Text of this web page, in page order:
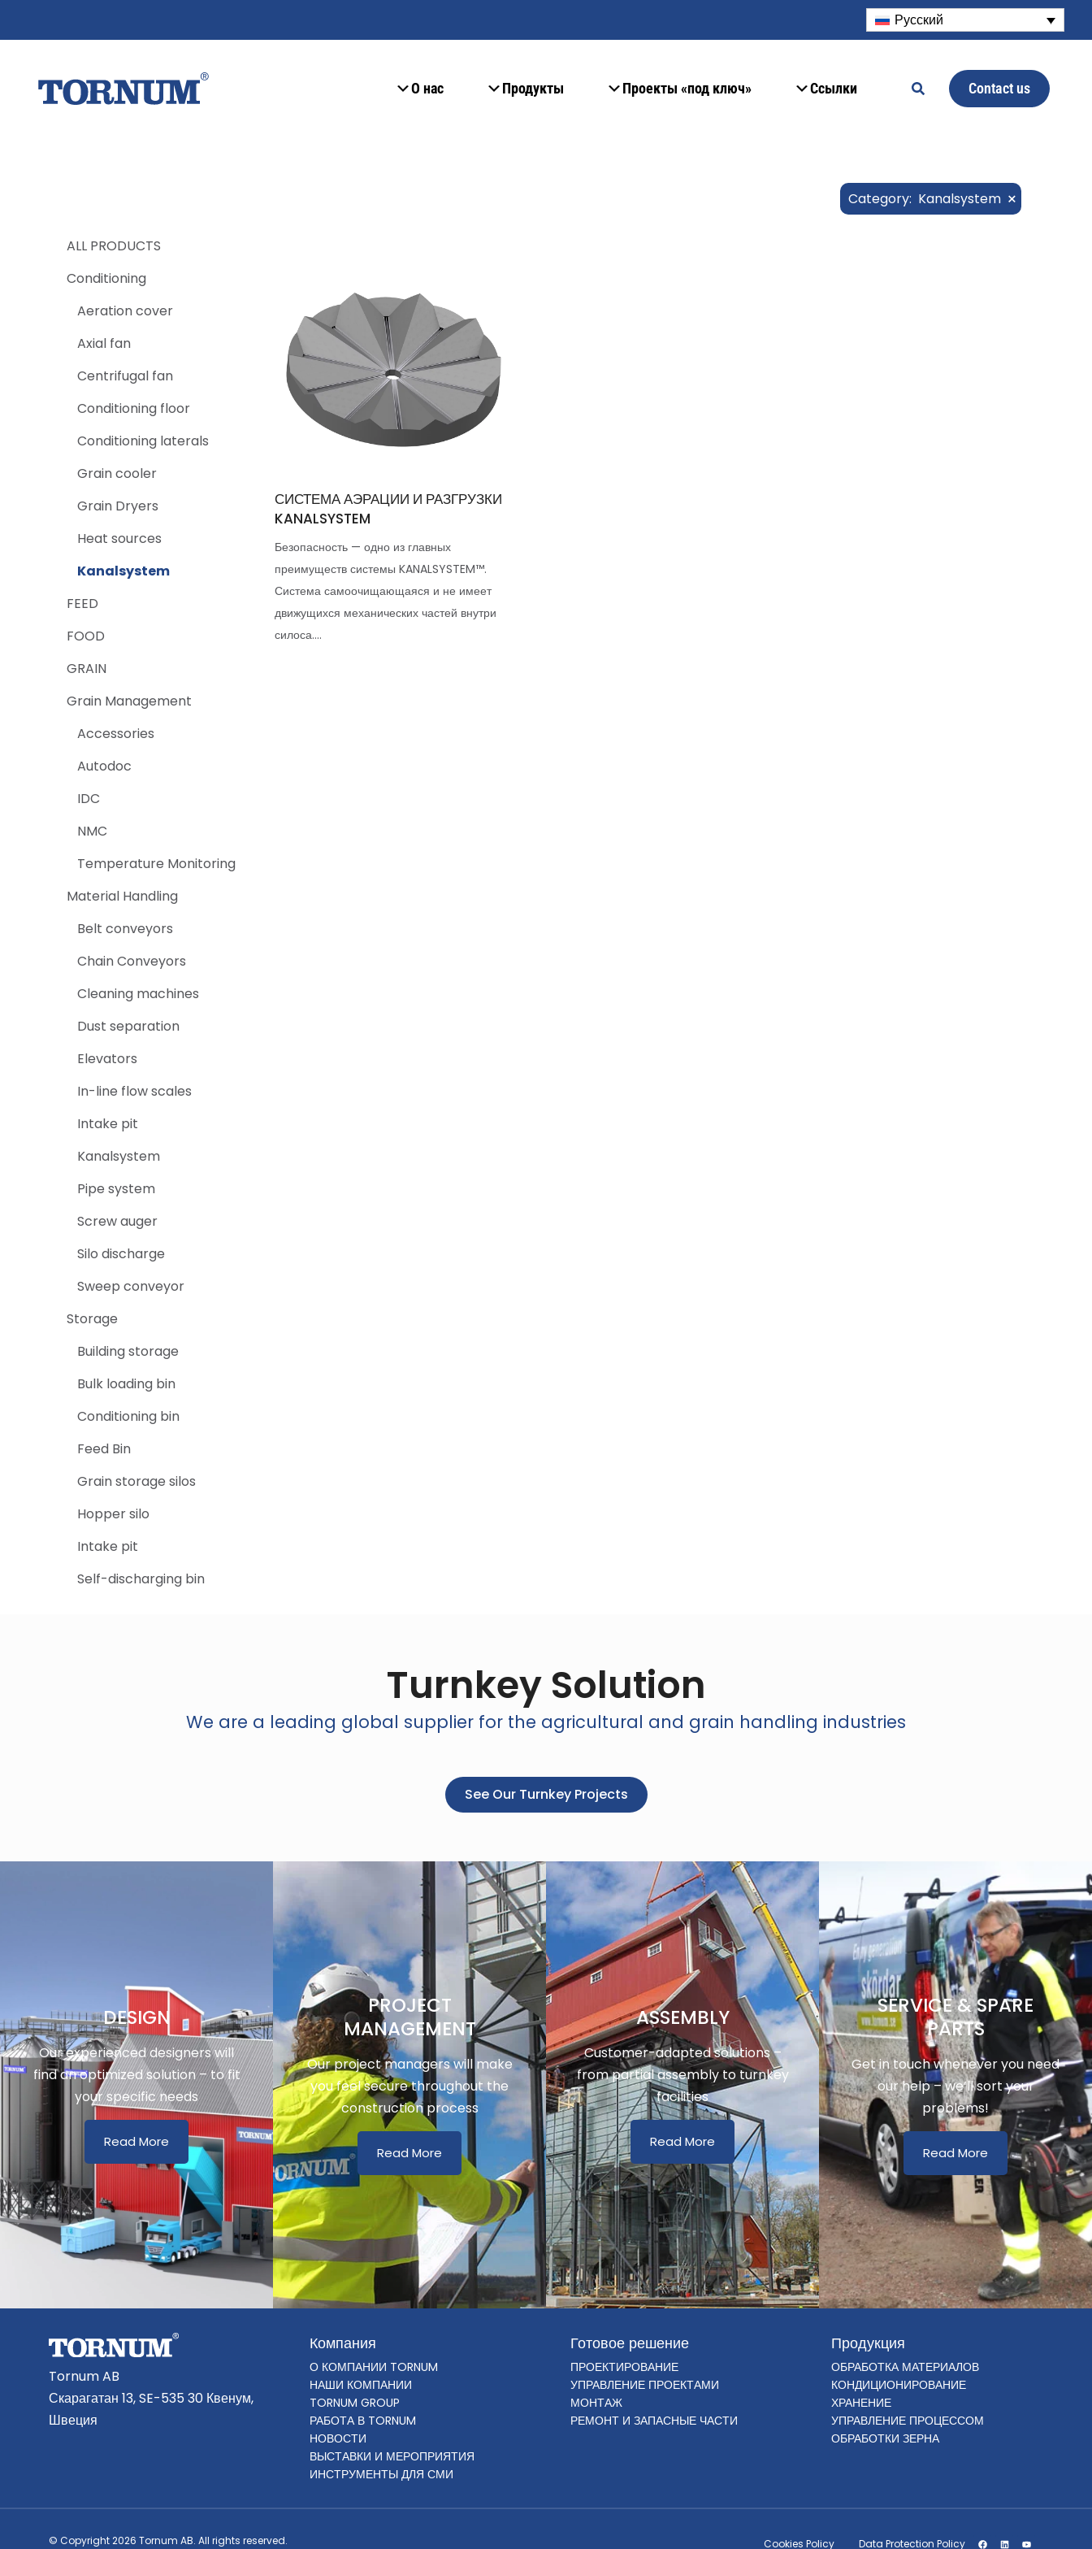
Русский
О нас Продукты Проекты «под ключ» Ссылки Contact us
Category: Kanalsystem ×
ALL PRODUCTS
Conditioning
Aeration cover
Axial fan
Centrifugal fan
Conditioning floor
Conditioning laterals
Grain cooler
Grain Dryers
Heat sources
Kanalsystem
FEED
FOOD
GRAIN
Grain Management
Accessories
Autodoc
IDC
NMC
Temperature Monitoring
Material Handling
Belt conveyors
Chain Conveyors
Cleaning machines
Dust separation
Elevators
In-line flow scales
Intake pit
Kanalsystem
Pipe system
Screw auger
Silo discharge
Sweep conveyor
Storage
Building storage
Bulk loading bin
Conditioning bin
Feed Bin
Grain storage silos
Hopper silo
Intake pit
Self-discharging bin
СИСТЕМА АЭРАЦИИ И РАЗГРУЗКИ
KANALSYSTEM
Безопасность — одно из главных
преимуществ системы KANALSYSTEM™.
Система самоочищающаяся и не имеет
движущихся механических частей внутри
силоса....
Turnkey Solution
We are a leading global supplier for the agricultural and grain handling industries
See Our Turnkey Projects
DESIGN
Our experienced designers will
find an optimized solution – to fit
your specific needs
Read More
PROJECT
MANAGEMENT
Our project managers will make
you feel secure throughout the
construction process
Read More
ASSEMBLY
Customer-adapted solutions –
from partial assembly to turnkey
facilities
Read More
SERVICE & SPARE
PARTS
Get in touch whenever you need
our help – we’ll sort your
problems!
Read More
Tornum AB
Скарагатан 13, SE-535 30 Квенум,
Швеция
Компания
О КОМПАНИИ TORNUM
НАШИ КОМПАНИИ
TORNUM GROUP
РАБОТА В TORNUM
НОВОСТИ
ВЫСТАВКИ И МЕРОПРИЯТИЯ
ИНСТРУМЕНТЫ ДЛЯ СМИ
Готовое решение
ПРОЕКТИРОВАНИЕ
УПРАВЛЕНИЕ ПРОЕКТАМИ
МОНТАЖ
РЕМОНТ И ЗАПАСНЫЕ ЧАСТИ
Продукция
ОБРАБОТКА МАТЕРИАЛОВ
КОНДИЦИОНИРОВАНИЕ
ХРАНЕНИЕ
УПРАВЛЕНИЕ ПРОЦЕССОМ
ОБРАБОТКИ ЗЕРНА
© Copyright 2026 Tornum AB. All rights reserved. Cookies Policy Data Protection Policy